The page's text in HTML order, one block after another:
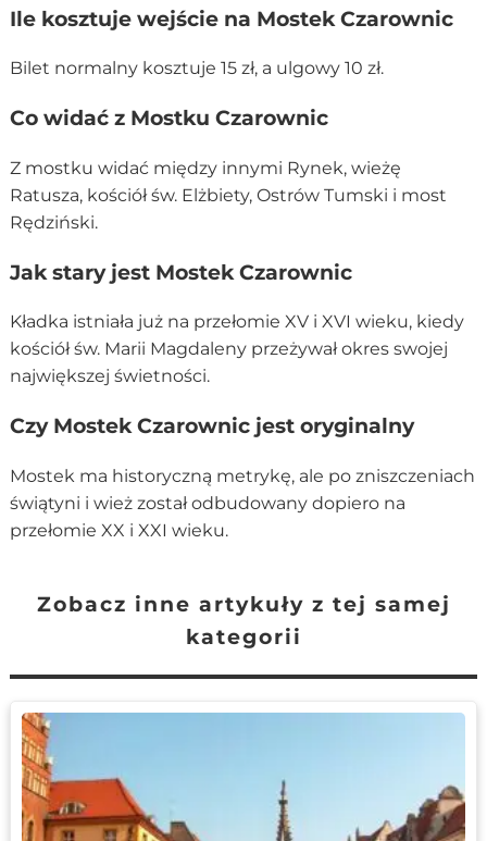
Ile kosztuje wejście na Mostek Czarownic
Bilet normalny kosztuje 15 zł, a ulgowy 10 zł.
Co widać z Mostku Czarownic
Z mostku widać między innymi Rynek, wieżę
Ratusza, kościół św. Elżbiety, Ostrów Tumski i most
Rędziński.
Jak stary jest Mostek Czarownic
Kładka istniała już na przełomie XV i XVI wieku, kiedy
kościół św. Marii Magdaleny przeżywał okres swojej
największej świetności.
Czy Mostek Czarownic jest oryginalny
Mostek ma historyczną metrykę, ale po zniszczeniach
świątyni i wież został odbudowany dopiero na
przełomie XX i XXI wieku.
Zobacz inne artykuły z tej samej
kategorii